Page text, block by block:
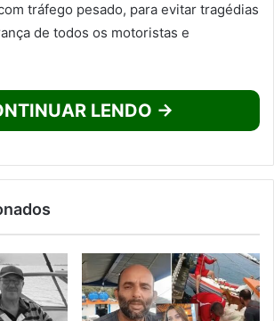
tráfego pesado, para evitar tragédias
de todos os motoristas e
LENDO →